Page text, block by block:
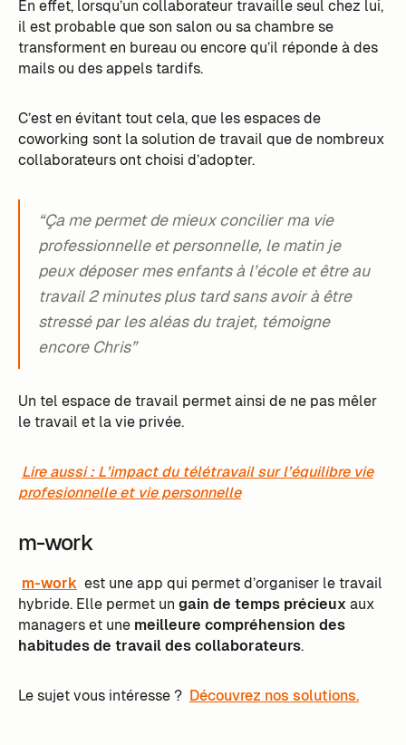
En effet, lorsqu’un collaborateur travaille seul chez lui,
il est probable que son salon ou sa chambre se
transforment en bureau ou encore qu’il réponde à des
mails ou des appels tardifs.
C’est en évitant tout cela, que les espaces de
coworking sont la solution de travail que de nombreux
collaborateurs ont choisi d’adopter.
“Ça me permet de mieux concilier ma vie
professionnelle et personnelle, le matin je
peux déposer mes enfants à l’école et être au
travail 2 minutes plus tard sans avoir à être
stressé par les aléas du trajet, témoigne
encore Chris”
Un tel espace de travail permet ainsi de ne pas mêler
le travail et la vie privée.
Lire aussi : L’impact du télétravail sur l’équilibre vie
profesionnelle et vie personnelle
m-work
m-work est une app qui permet d’organiser le travail
hybride. Elle permet un gain de temps précieux aux
managers et une meilleure compréhension des
habitudes de travail des collaborateurs.
Le sujet vous intéresse ? Découvrez nos solutions.